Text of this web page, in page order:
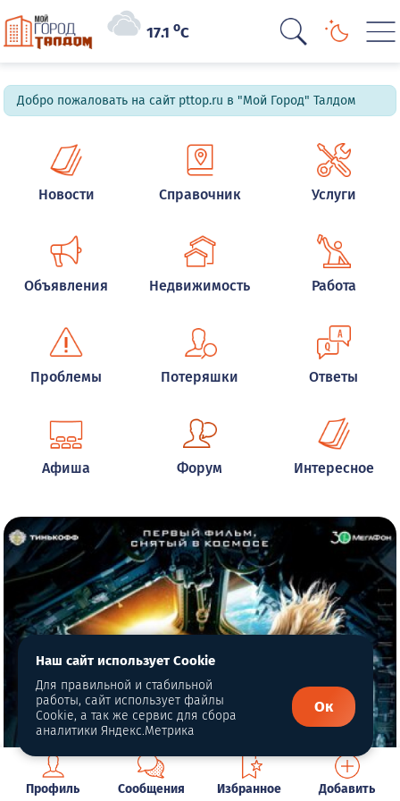
17.1oC
Добро пожаловать на сайт pttop.ru в "Мой Город" Талдом
Новости Справочник Услуги
Объявления Недвижимость Работа
Проблемы Потеряшки Ответы
Афиша Форум Интересное
Профиль Сообщения Избранное Добавить
Наш сайт использует Cookie
Для правильной и стабильной
работы, сайт использует файлы
Cookie, а так же сервис для сбора
аналитики Яндекс.Метрика
Ок